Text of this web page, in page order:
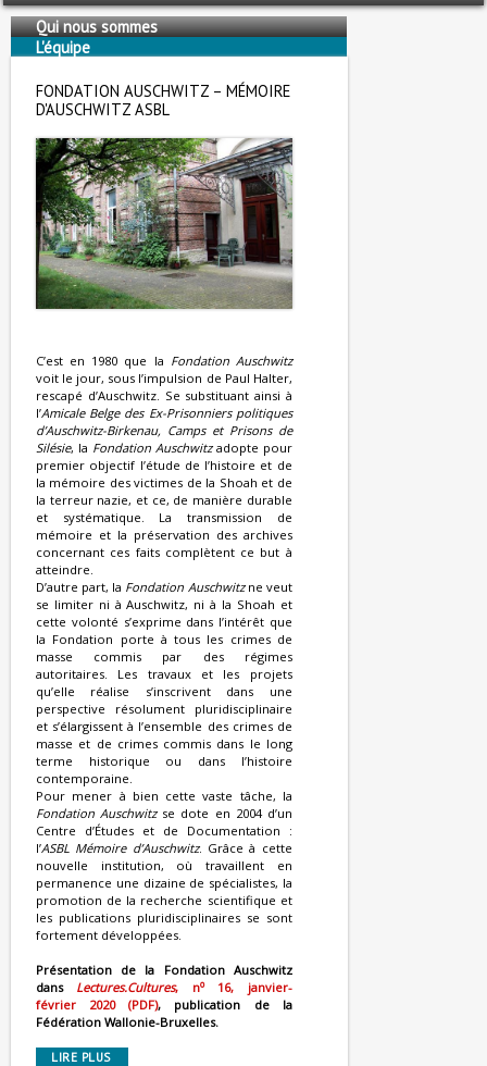
Qui nous sommes
L'équipe
FONDATION AUSCHWITZ – MÉMOIRE
D'AUSCHWITZ ASBL
C’est en 1980 que la Fondation Auschwitz
voit le jour, sous l’impulsion de Paul Halter,
rescapé d’Auschwitz. Se substituant ainsi à
l’Amicale Belge des Ex-Prisonniers politiques
d’Auschwitz-Birkenau, Camps et Prisons de
Silésie, la Fondation Auschwitzadopte pour
premier objectif l’étude de l’histoire et de
la mémoire des victimes de la Shoah et de
la terreur nazie, et ce, de manière durable
et systématique. La transmission de
mémoire et la préservation des archives
concernant ces faits complètent ce but à
atteindre.
D’autre part, la Fondation Auschwitzne veut
se limiter ni à Auschwitz, ni à la Shoah et
cette volonté s’exprime dans l’intérêt que
la Fondation porte à tous les crimes de
masse commis par des régimes
autoritaires. Les travaux et les projets
qu’elle réalise s’inscrivent dans une
perspective résolument pluridisciplinaire
et s’élargissent à l’ensemble des crimes de
masse et de crimes commis dans le long
terme historique ou dans l’histoire
contemporaine.
Pour mener à bien cette vaste tâche, la
Fondation Auschwitzse dote en 2004 d’un
Centre d’Études et de Documentation :
l’ASBL Mémoire d’Auschwitz. Grâce à cette
nouvelle institution, où travaillent en
permanence une dizaine de spécialistes, la
promotion de la recherche scientifique et
les publications pluridisciplinaires se sont
fortement développées.
Présentation de la Fondation Auschwitz
dans Lectures.Cultures, no16, janvier-
février 2020 (PDF), publication de la
Fédération Wallonie-Bruxelles.
LIRE PLUS